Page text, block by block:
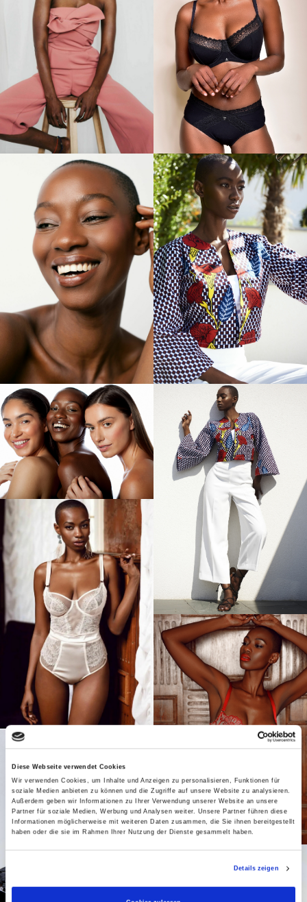
Diese Webseite verwendet Cookies
Wir verwenden Cookies, um Inhalte und Anzeigen zu personalisieren, Funktionen für
soziale Medien anbieten zu können und die Zugriffe auf unsere Website zu analysieren.
Außerdem geben wir Informationen zu Ihrer Verwendung unserer Website an unsere
Partner für soziale Medien, Werbung und Analysen weiter. Unsere Partner führen diese
Informationen möglicherweise mit weiteren Daten zusammen, die Sie ihnen bereitgestellt
haben oder die sie im Rahmen Ihrer Nutzung der Dienste gesammelt haben.
Details zeigen